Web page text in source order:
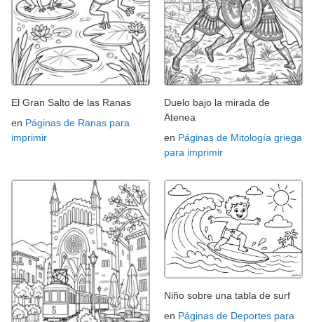
El Gran Salto de las Ranas
en Páginas de Ranas para
imprimir
Duelo bajo la mirada de
Atenea
en Páginas de Mitología griega
para imprimir
Niño sobre una tabla de surf
en Páginas de Deportes para